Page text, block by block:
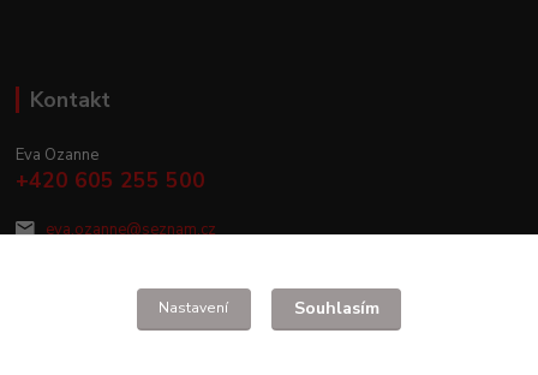
Kontakt
Eva Ozanne
+420 605 255 500
eva.ozanne@seznam.cz
Nastavení Souhlasím